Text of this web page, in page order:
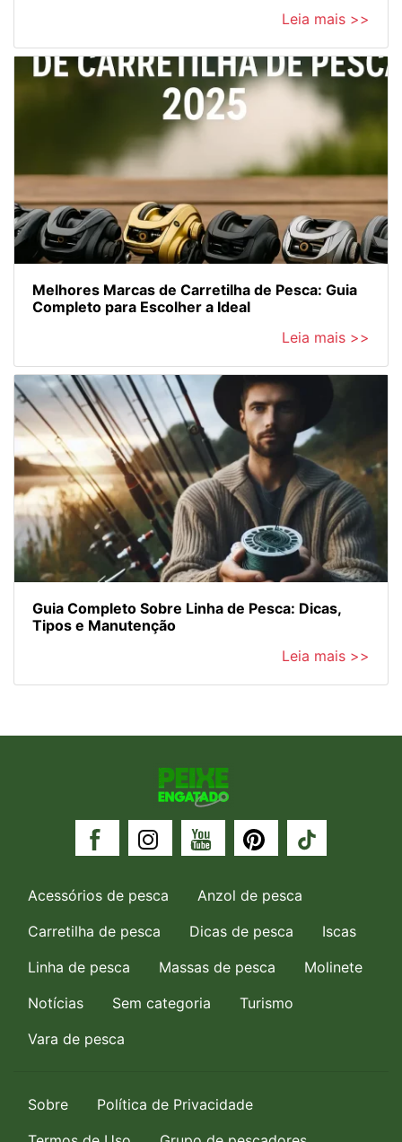
Leia mais >>
Melhores Marcas de Carretilha de Pesca: Guia
Completo para Escolher a Ideal
Leia mais >>
Guia Completo Sobre Linha de Pesca: Dicas,
Tipos e Manutenção
Leia mais >>
Acessórios de pesca
Anzol de pesca
Carretilha de pesca
Dicas de pesca
Iscas
Linha de pesca
Massas de pesca
Molinete
Notícias
Sem categoria
Turismo
Vara de pesca
Sobre
Política de Privacidade